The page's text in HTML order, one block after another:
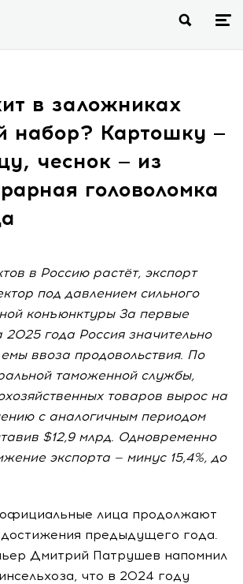
в заложниках
набор? Картошку —
чеснок — из
головоломка
в Россию растёт, экспорт
под давлением сильного
конъюнктуры За первые
2025 года Россия значительно
ввоза продовольствия. По
таможенной службы,
товаров вырос на
с аналогичным периодом
$12,9 млрд. Одновременно
экспорта — минус 15,4%, до
лица продолжают
предыдущего года.
Дмитрий Патрушев напомнил
что в 2024 году